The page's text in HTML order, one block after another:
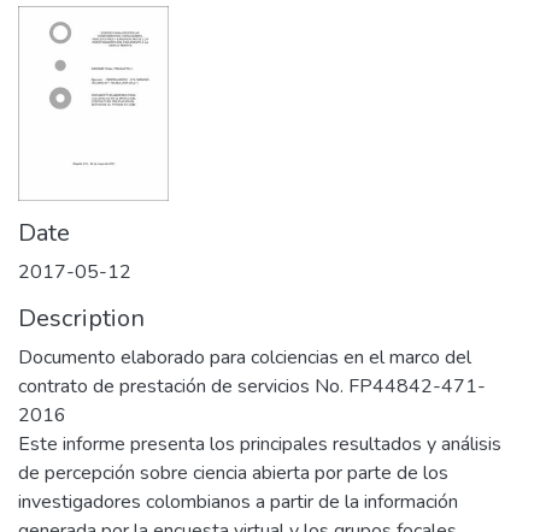
Date
2017-05-12
Description
Documento elaborado para colciencias en el marco del
contrato de prestación de servicios No. FP44842-471-
2016
Este informe presenta los principales resultados y análisis
de percepción sobre ciencia abierta por parte de los
investigadores colombianos a partir de la información